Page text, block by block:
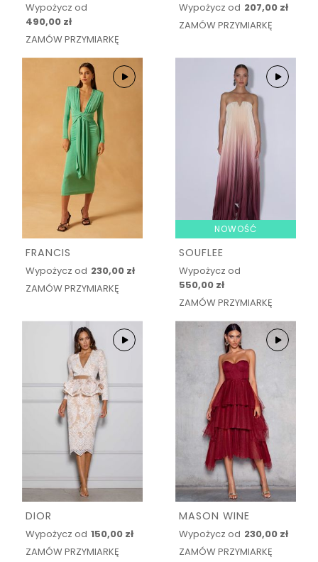
Wypożycz od
490,00 zł
ZAMÓW PRZYMIARKĘ
Wypożycz od 207,00 zł
ZAMÓW PRZYMIARKĘ
FRANCIS
Wypożycz od 230,00 zł
ZAMÓW PRZYMIARKĘ
NOWOŚĆ
SOUFLEE
Wypożycz od
550,00 zł
ZAMÓW PRZYMIARKĘ
DIOR
Wypożycz od 150,00 zł
ZAMÓW PRZYMIARKĘ
MASON WINE
Wypożycz od 230,00 zł
ZAMÓW PRZYMIARKĘ